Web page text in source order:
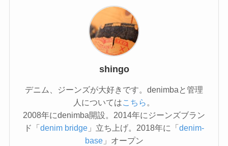
shingo
デニム、ジーンズが大好きです。denimbaと管理
人については こちら
2008年にdenimba開設。2014年にジーンズブラン
ド「denim bridge 」立ち上げ。2018年に「denim-
base」オープン